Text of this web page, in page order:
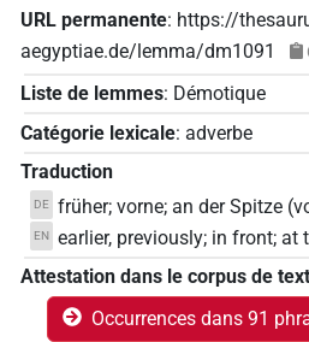
URL permanente: https://
aegyptiae.de/lemma/dm1091
Liste de lemmes: Démotique
Catégorie lexicale: adverbe
Traduction
DE früher; vorne; an der Spitze
EN earlier, previously; in front; at
Attestation dans le corpus de
Occurrences dans 91